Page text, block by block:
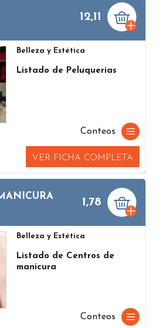
12,11
Belleza y Estética
Listado de Peluquerias
Conteos
VER FICHA COMPLETA
1,78
Belleza y Estética
Listado de Centros de
manicura
Conteos